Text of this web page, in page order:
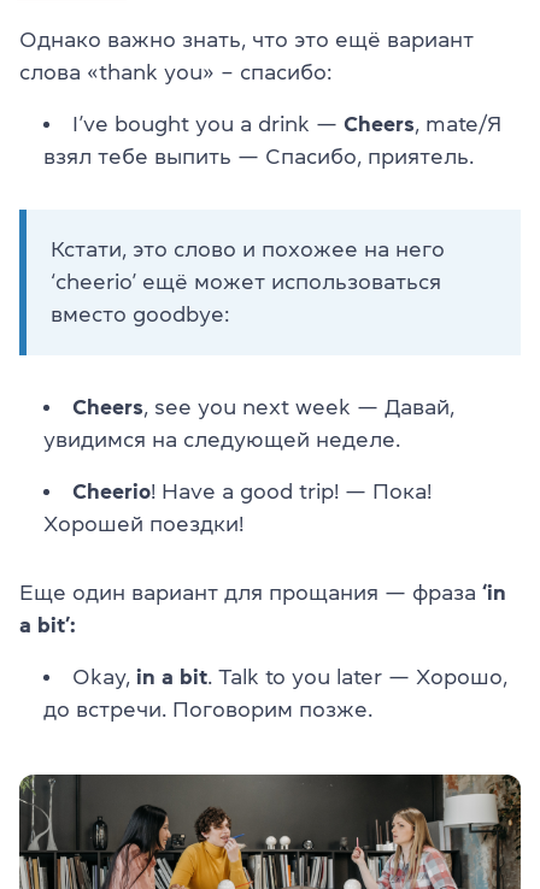
Однако важно знать, что это ещё вариант
слова «thank you» – спасибо:
I’ve bought you a drink — Cheers , mate/Я
взял тебе выпить — Спасибо, приятель.
Кстати, это слово и похожее на него
‘cheerio’ ещё может использоваться
вместо goodbye:
Cheers , see you next week — Давай,
увидимся на следующей неделе.
Cheerio! Have a good trip! — Пока!
Хорошей поездки!
Еще один вариант для прощания — фраза ‘in
a bit’:
Okay, in a bit . Talk to you later — Хорошо,
до встречи. Поговорим позже.